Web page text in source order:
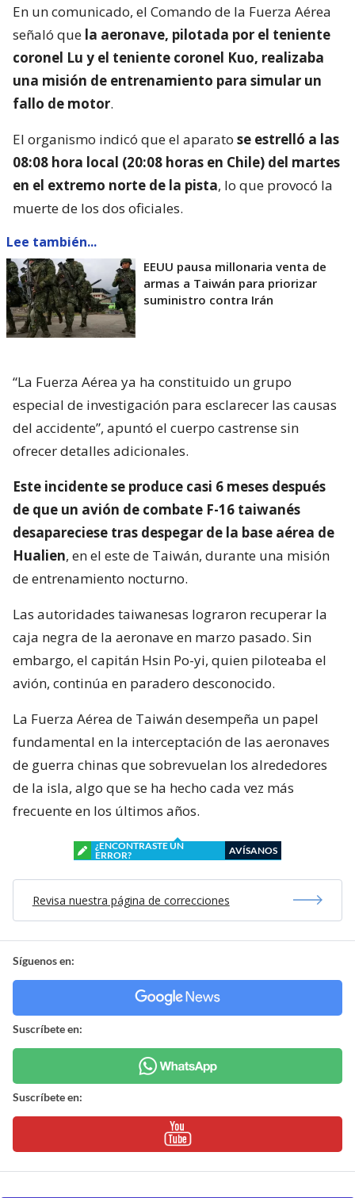
En un comunicado, el Comando de la Fuerza Aérea
señaló que la aeronave, pilotada por el teniente
coronel Lu y el teniente coronel Kuo, realizaba
una misión de entrenamiento para simular un
fallo de motor.
El organismo indicó que el aparato se estrelló a las
08:08 hora local (20:08 horas en Chile) del martes
en el extremo norte de la pista, lo que provocó la
muerte de los dos oficiales.
Lee también...
EEUU pausa millonaria venta de
armas a Taiwán para priorizar
suministro contra Irán
“La Fuerza Aérea ya ha constituido un grupo
especial de investigación para esclarecer las causas
del accidente”, apuntó el cuerpo castrense sin
ofrecer detalles adicionales.
Este incidente se produce casi 6 meses después
de que un avión de combate F-16 taiwanés
desapareciese tras despegar de la base aérea de
Hualien, en el este de Taiwán, durante una misión
de entrenamiento nocturno.
Las autoridades taiwanesas lograron recuperar la
caja negra de la aeronave en marzo pasado. Sin
embargo, el capitán Hsin Po-yi, quien piloteaba el
avión, continúa en paradero desconocido.
La Fuerza Aérea de Taiwán desempeña un papel
fundamental en la interceptación de las aeronaves
de guerra chinas que sobrevuelan los alrededores
de la isla, algo que se ha hecho cada vez más
frecuente en los últimos años.
¿ENCONTRASTE UN
ERROR?
AVÍSANOS
Revisa nuestra página de correcciones
Síguenos en:
Suscríbete en:
Suscríbete en: